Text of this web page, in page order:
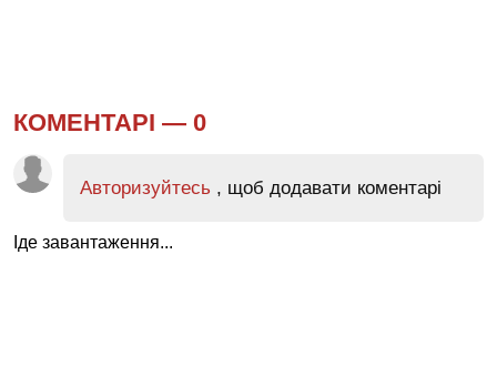
КОМЕНТАРІ — 0
Авторизуйтесь , щоб додавати коментарі
Іде завантаження...